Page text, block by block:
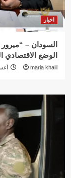
اخبار
السودان –
الوضع الاقتصادي
maria khalil